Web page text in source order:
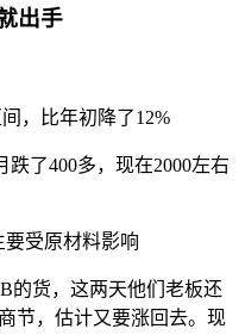
出手
，比年初降了12%
了400多，现在2000左右
要受原材料影响
的货，这两天他们老板还
节，估计又要涨回去。现